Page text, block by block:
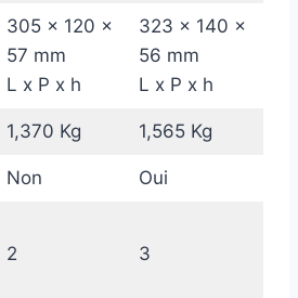
305 x 120 x
57 mm
L x P x h
323 x 140 x
56 mm
L x P x h
1,370 Kg 1,565 Kg
Non Oui
2 3